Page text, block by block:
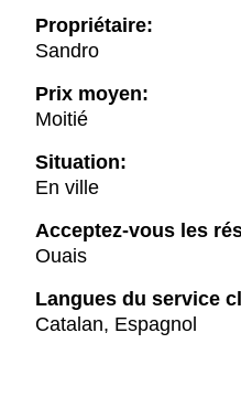
Propriétaire:
Sandro
Prix moyen:
Moitié
Situation:
En ville
Acceptez-vous les
Ouais
Langues du service
Catalan, Espagnol